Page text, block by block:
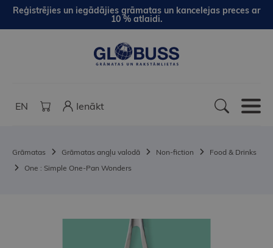
Reģistrējies un iegādājies grāmatas un kancelejas preces ar
10 % atlaidi.
EN Ienākt
Grāmatas Grāmatas angļu valodā Non-fiction
Food & Drinks
One : Simple One-Pan Wonders